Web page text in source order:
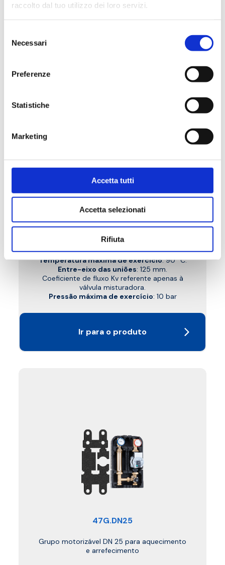
raccolto dal tuo utilizzo dei loro servizi.
delNecessari
Preferenze
Statistiche
Marketing
Accetta tutti
Accetta selezionati
Rifiuta
Ir para o produto
33G.DN25-35G.DN25
Temperatura máxima de exercício: 90 °C.
Entre-eixo das uniões: 125 mm.
Coeficiente de fluxo Kv referente apenas à
válvula misturadora.
Pressão máxima de exercício: 10 bar
Ir para o produto
47G.DN25
Grupo motorizável DN 25 para aquecimento
e arrefecimento